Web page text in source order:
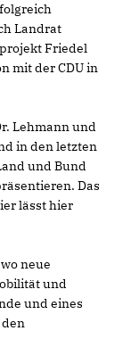
Landrat
Friedel
mit der CDU in
Lehmann und
in den letzten
und Bund
Das
lässt hier
neue
und
und eines
den